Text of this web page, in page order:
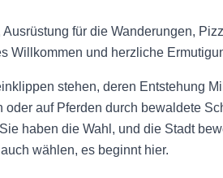
für die Wanderungen,
Willkommen und herzliche
stehen, deren Entstehung
auf Pferden durch bewaldete
haben die Wahl, und die Stadt
wählen, es beginnt hier.